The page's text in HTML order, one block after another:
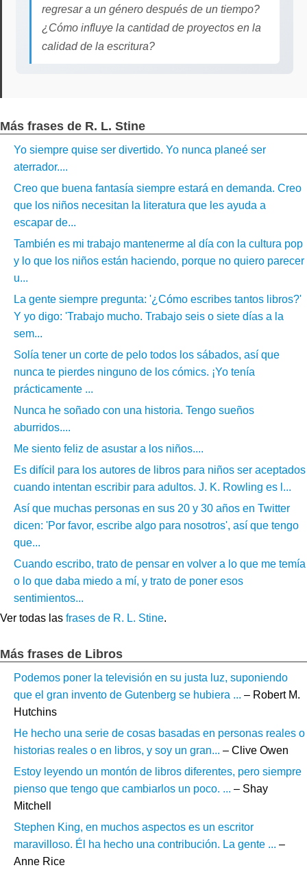
regresar a un género después de un tiempo?
¿Cómo influye la cantidad de proyectos en la
calidad de la escritura?
Más frases de R. L. Stine
Yo siempre quise ser divertido. Yo nunca planeé ser
aterrador....
Creo que buena fantasía siempre estará en demanda. Creo
que los niños necesitan la literatura que les ayuda a
escapar de...
También es mi trabajo mantenerme al día con la cultura pop
y lo que los niños están haciendo, porque no quiero parecer
u...
La gente siempre pregunta: '¿Cómo escribes tantos libros?'
Y yo digo: 'Trabajo mucho. Trabajo seis o siete días a la
sem...
Solía tener un corte de pelo todos los sábados, así que
nunca te pierdes ninguno de los cómics. ¡Yo tenía
prácticamente ...
Nunca he soñado con una historia. Tengo sueños
aburridos....
Me siento feliz de asustar a los niños....
Es difícil para los autores de libros para niños ser aceptados
cuando intentan escribir para adultos. J. K. Rowling es l...
Así que muchas personas en sus 20 y 30 años en Twitter
dicen: 'Por favor, escribe algo para nosotros', así que tengo
que...
Cuando escribo, trato de pensar en volver a lo que me temía
o lo que daba miedo a mí, y trato de poner esos
sentimientos...
Ver todas las frases de R. L. Stine.
Más frases de Libros
Podemos poner la televisión en su justa luz, suponiendo
que el gran invento de Gutenberg se hubiera ... – Robert M.
Hutchins
He hecho una serie de cosas basadas en personas reales o
historias reales o en libros, y soy un gran... – Clive Owen
Estoy leyendo un montón de libros diferentes, pero siempre
pienso que tengo que cambiarlos un poco. ... – Shay
Mitchell
Stephen King, en muchos aspectos es un escritor
maravilloso. Él ha hecho una contribución. La gente ... –
Anne Rice